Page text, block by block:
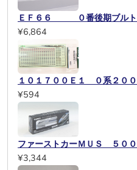
ＥＦ６６ ０番後期ブルト
¥6,864
１０１７００Ｅ１ ０系２０
¥594
ファーストカーＭＵＳ ５０
¥3,344